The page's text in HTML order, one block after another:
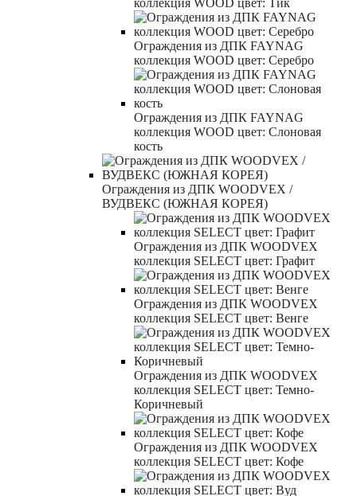
Ограждения из ДПК FAYNAG
коллекция WOOD цвет: Серебро
Ограждения из ДПК FAYNAG
коллекция WOOD цвет: Слоновая
кость
Ограждения из ДПК WOODVEX /
ВУДВЕКС (ЮЖНАЯ КОРЕЯ)
Ограждения из ДПК WOODVEX
коллекция SELECT цвет: Графит
Ограждения из ДПК WOODVEX
коллекция SELECT цвет: Венге
Ограждения из ДПК WOODVEX
коллекция SELECT цвет: Темно-
Коричневый
Ограждения из ДПК WOODVEX
коллекция SELECT цвет: Кофе